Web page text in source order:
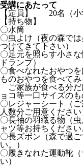
受講にあたって
【定員】 20名（小
【持ち物】
〇水筒
〇虫よけ（夜の森で
つけてきて下さい）
〇足元を照らす小さ
ドランプ）
〇食べなれたおやつ
ものおやつを食べて
ご家族が食べる分だ
ョコ等一口サイズのも
〇レジャーシート（
人数分ご用意ください
〇長袖の羽織る物（
ャツ等お持ちください
〇長ズボン（森で過
い。）
〇履きなれた運動靴
い）